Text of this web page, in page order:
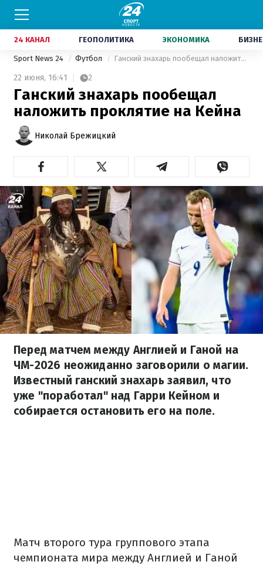
24 КАНАЛ ГЕОПОЛИТИКА ЭКОНОМИКА
Sport News 24 Футбол Ганский знахарь пообещал наложить проклятие на Кейна
22 июня, 16:41 2
Ганский знахарь пообещал
наложить проклятие на Кейна
Николай Брежицкий
Перед матчем между Англией и Ганой на
ЧМ-2026 неожиданно заговорили о магии.
Известный ганский знахарь заявил, что
уже "поработал" над Гарри Кейном и
собирается остановить его на поле.
Матч второго тура группового этапа
чемпионата мира между Англией и Ганой